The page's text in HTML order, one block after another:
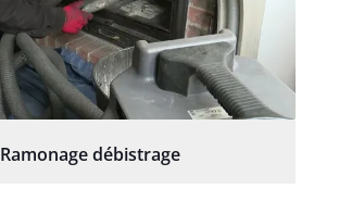
Ramonage débistrage